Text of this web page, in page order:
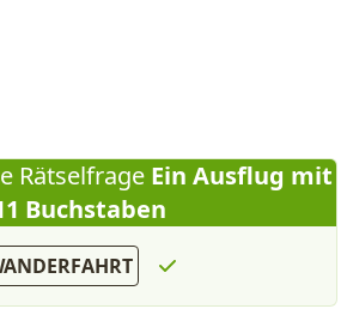
RätselfrageEin Ausflug mit
Buchstaben